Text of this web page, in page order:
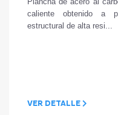
caliente obtenido a
estructural de alta resi...
VER DETALLE